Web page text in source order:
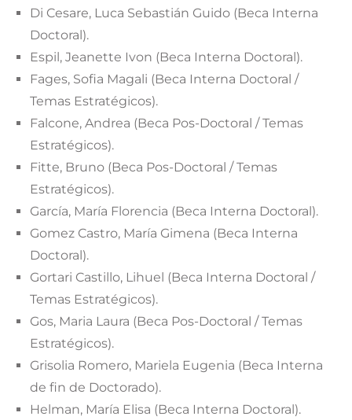
Di Cesare, Luca Sebastián Guido (Beca Interna
Doctoral).
Espil, Jeanette Ivon (Beca Interna Doctoral).
Fages, Sofia Magali (Beca Interna Doctoral /
Temas Estratégicos).
Falcone, Andrea (Beca Pos-Doctoral / Temas
Estratégicos).
Fitte, Bruno (Beca Pos-Doctoral / Temas
Estratégicos).
García, María Florencia (Beca Interna Doctoral).
Gomez Castro, María Gimena (Beca Interna
Doctoral).
Gortari Castillo, Lihuel (Beca Interna Doctoral /
Temas Estratégicos).
Gos, Maria Laura (Beca Pos-Doctoral / Temas
Estratégicos).
Grisolia Romero, Mariela Eugenia (Beca Interna
de fin de Doctorado).
Helman, María Elisa (Beca Interna Doctoral).